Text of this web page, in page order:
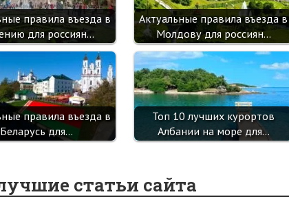
правила въезда в
для россиян…
Актуальные правила въезда в
Молдову для россиян…
правила въезда в
Беларусь для…
Топ 10 лучших курортов
Албании на море для…
статьи сайта